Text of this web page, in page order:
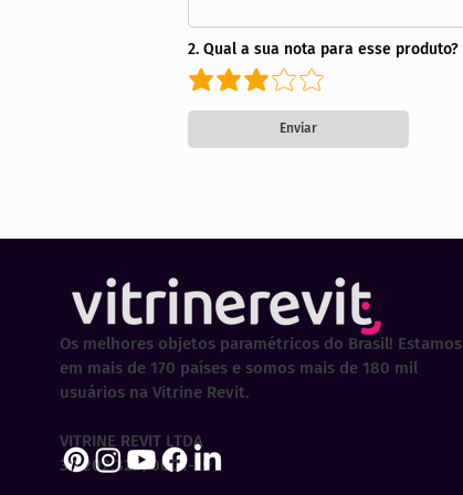
2. Qual a sua nota para esse produto?
Enviar
Os melhores objetos paramétricos do Brasil! Estamos
em mais de 170 países e somos mais de 180 mil
usuários na Vitrine Revit.
VITRINE REVIT LTDA
30.202.323/0001-29